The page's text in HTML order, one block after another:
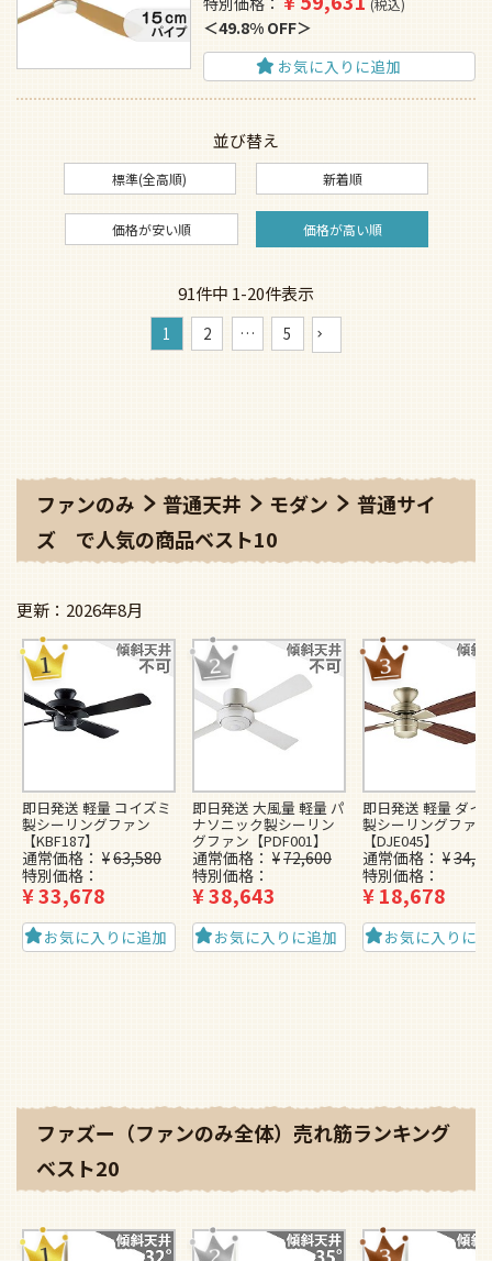
税込
49.8% OFF
お気に入りに追加
並び替え
標準(全高順) 新着順
価格が安い順 価格が高い順
91件中 1-20件表示
1 2 … 5
ファンのみ 普通天井 モダン
普通サイ
ズ で人気の商品ベスト10
2026年8月
即日発送 軽量 コイズミ
製シーリングファン
【KBF187】
通常価格 ¥63,580
特別価格
¥33,678
お気に入りに追加
即日発送 大風量 軽量 パ
ナソニック製シーリン
グファン【PDF001】
通常価格 ¥72,600
特別価格
¥38,643
お気に入りに追加
即日発送 軽量 ダイ
製シーリングファン
【DJE045】
通常価格 ¥
特別価格
¥18,678
お気に入りに
ファズー（ファンのみ全体）売れ筋ランキング
ベスト20